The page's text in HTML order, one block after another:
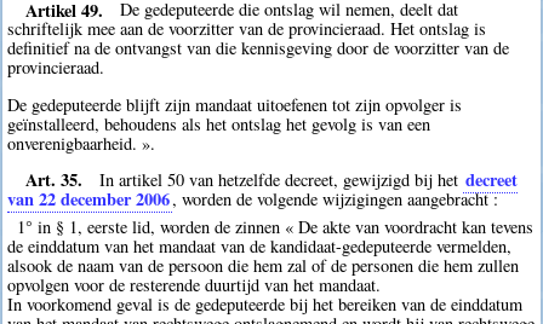
Artikel 49.
De gedeputeerde die ontslag wil nemen, deelt dat
schriftelijk mee aan de voorzitter van de provincieraad. Het ontslag is
definitief na de ontvangst van die kennisgeving door de voorzitter van de
provincieraad.
De gedeputeerde blijft zijn mandaat uitoefenen tot zijn opvolger is
geïnstalleerd, behoudens als het ontslag het gevolg is van een
onverenigbaarheid. ».
Art. 35. In artikel 50 van hetzelfde decreet, gewijzigd bij het decreet
van 22 december 2006, worden de volgende wijzigingen aangebracht :
1° in § 1, eerste lid, worden de zinnen « De akte van voordracht kan tevens
de einddatum van het mandaat van de kandidaat-gedeputeerde vermelden,
alsook de naam van de persoon die hem zal of de personen die hem zullen
opvolgen voor de resterende duurtijd van het mandaat.
In voorkomend geval is de gedeputeerde bij het bereiken van de einddatum